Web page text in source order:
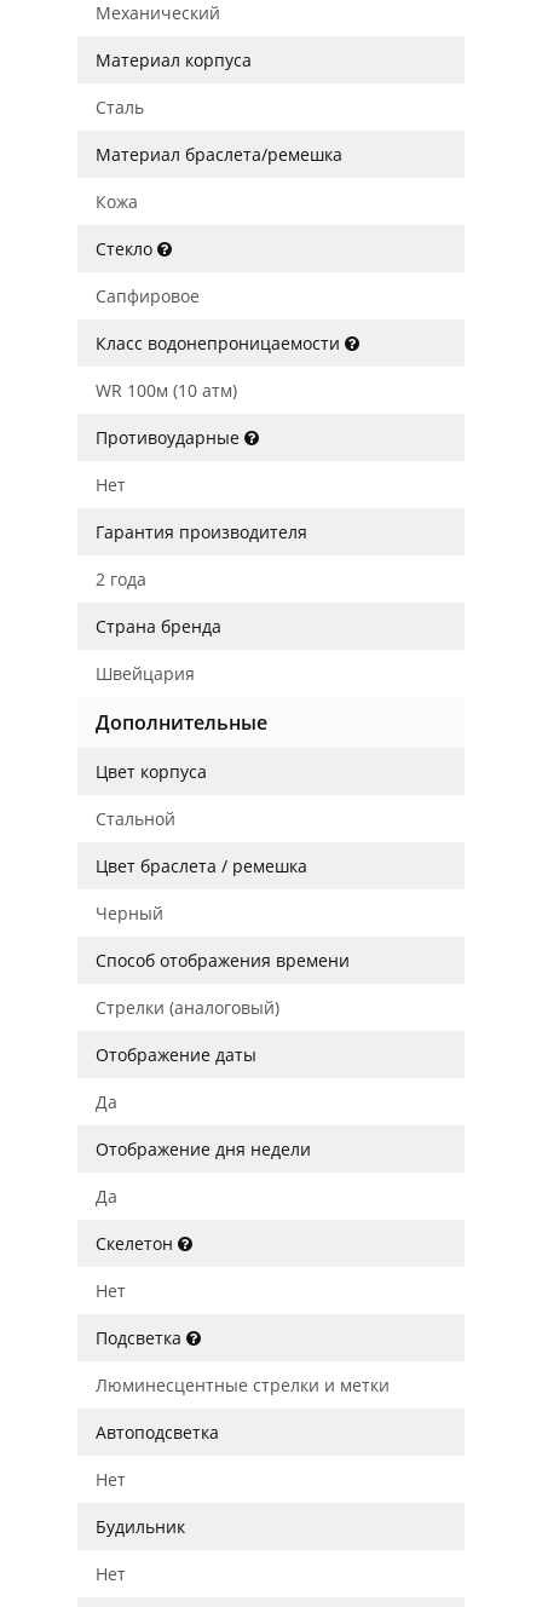
Механический
Материал корпуса
Сталь
Материал браслета/ремешка
Кожа
Стекло
Сапфировое
Класс водонепроницаемости
WR 100м (10 атм)
Противоударные
Нет
Гарантия производителя
2 года
Страна бренда
Швейцария
Дополнительные
Цвет корпуса
Стальной
Цвет браслета / ремешка
Черный
Способ отображения времени
Стрелки (аналоговый)
Отображение даты
Да
Отображение дня недели
Да
Скелетон
Нет
Подсветка
Люминесцентные стрелки и метки
Автоподсветка
Нет
Будильник
Нет